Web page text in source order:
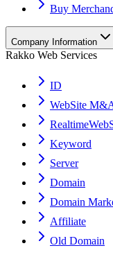
Buy
Company Information
Rakko Web Services
ID
WebSite
Keyword
Server
Domain
Domain
Affiliate
Old Domain